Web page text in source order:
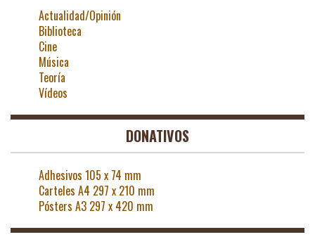
Actualidad/Opinión
Biblioteca
Cine
Música
Teoría
Vídeos
DONATIVOS
Adhesivos 105 x 74 mm
Carteles A4 297 x 210 mm
Pósters A3 297 x 420 mm